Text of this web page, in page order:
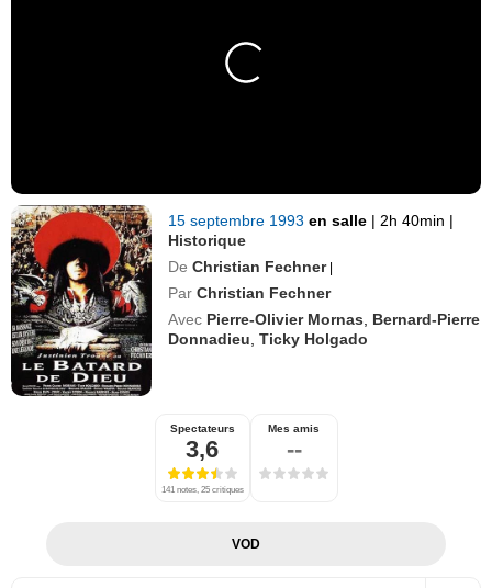
15 septembre 1993en salle | 2h 40min |
Historique
De Christian Fechner |
Par Christian Fechner
Avec Pierre-Olivier Mornas
Bernard-Pierre
Donnadieu ,Ticky Holgado
Spectateurs
3,6
141 notes, 25 critiques
Mes amis
--
VOD